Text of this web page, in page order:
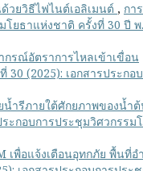
วยวิธีไฟไนต์เอลิเมนต์ , การ
โยธาแห่งชาติ ครั้งที่ 30 ปี พ
รณ์อัตราการไหลเข้าเขื่อน
30 (2025): เอกสารประกอ
น้ำรีภายใต้ศักยภาพของน้ำ
ะกอบการประชุมวิศวกรรม
พื่อแจ้งเตือนอุทกภัย พื้นที่อ